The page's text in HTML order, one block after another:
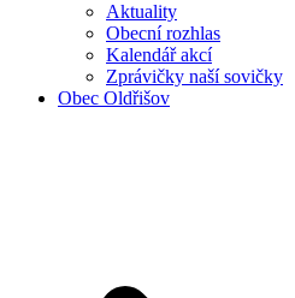
Aktuality
Obecní rozhlas
Kalendář akcí
Zprávičky naší sovičky
Obec Oldřišov